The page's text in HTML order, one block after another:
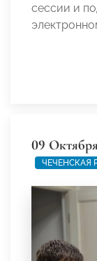
сессии и
09
ЧЕЧЕНСКАЯ